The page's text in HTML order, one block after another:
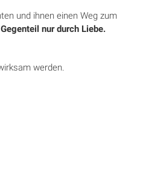
und ihnen einen Weg zum
nur durch Liebe.
werden.